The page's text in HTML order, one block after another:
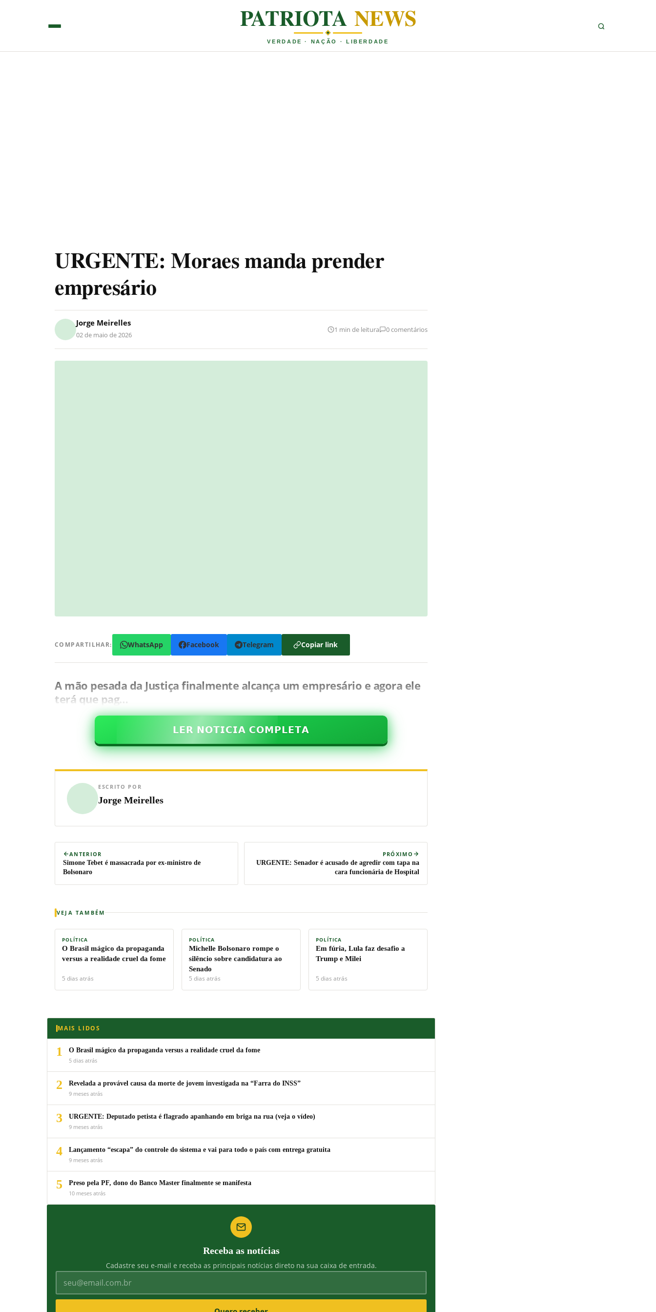
PATRIOTA NEWS
VERDADE · NAÇÃO · LIBERDADE
URGENTE: Moraes manda prender
empresário
Jorge Meirelles
02 de maio de 2026
1 min de leitura 0 comentários
COMPARTILHAR: WhatsApp Facebook Telegram Copiar link
A mão pesada da Justiça finalmente alcança um empresário e agora ele
terá que pag…
𝗟𝗘𝗥 𝗡𝗢𝗧𝗜𝗖𝗜𝗔 𝗖𝗢𝗠𝗣𝗟𝗘𝗧𝗔
ESCRITO POR
Jorge Meirelles
ANTERIOR
Simone Tebet é massacrada por ex-ministro de
Bolsonaro
PRÓXIMO
URGENTE: Senador é acusado de agredir com tapa na
cara funcionária de Hospital
VEJA TAMBÉM
POLÍTICA
O Brasil mágico da propaganda
versus a realidade cruel da fome
5 dias atrás
POLÍTICA
Michelle Bolsonaro rompe o
silêncio sobre candidatura ao
Senado
5 dias atrás
POLÍTICA
Em fúria, Lula faz desafio a
Trump e Milei
5 dias atrás
MAIS LIDOS
1
O Brasil mágico da propaganda versus a realidade cruel da fome
5 dias atrás
2
Revelada a provável causa da morte de jovem investigada na “Farra do INSS”
9 meses atrás
3
URGENTE: Deputado petista é flagrado apanhando em briga na rua (veja o vídeo)
9 meses atrás
4
Lançamento “escapa” do controle do sistema e vai para todo o país com entrega gratuita
9 meses atrás
5
Preso pela PF, dono do Banco Master finalmente se manifesta
10 meses atrás
Receba as notícias
Cadastre seu e-mail e receba as principais notícias direto na sua caixa de entrada.